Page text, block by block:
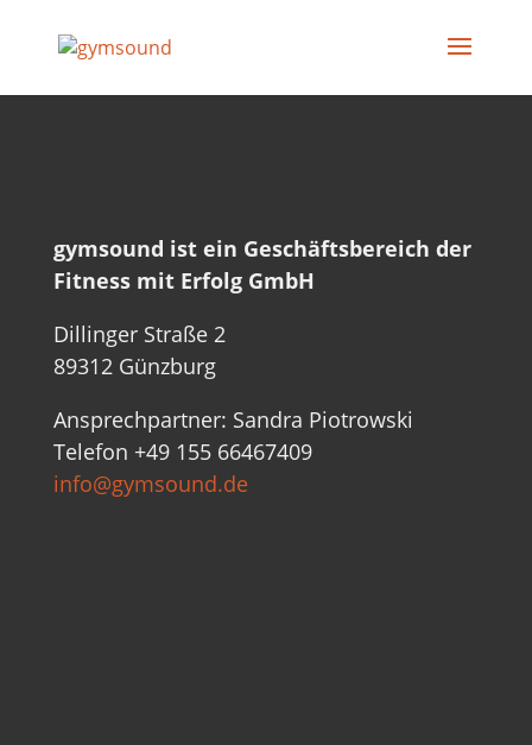
gymsound ist ein Geschäftsbereich der
Fitness mit Erfolg GmbH
Dillinger Straße 2
89312 Günzburg
Ansprechpartner: Sandra Piotrowski
Telefon +49 155 66467409
info@gymsound.de